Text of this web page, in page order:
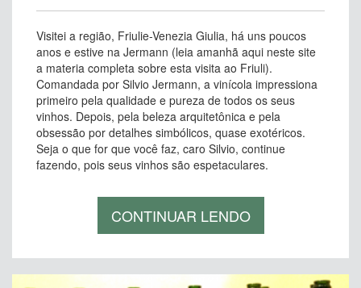
Visitei a região, Friulie-Venezia Giulia, há uns poucos
anos e estive na Jermann (leia amanhã aqui neste site
a materia completa sobre esta visita ao Friuli).
Comandada por Silvio Jermann, a vinícola impressiona
primeiro pela qualidade e pureza de todos os seus
vinhos. Depois, pela beleza arquitetônica e pela
obsessão por detalhes simbólicos, quase exotéricos.
Seja o que for que você faz, caro Silvio, continue
fazendo, pois seus vinhos são espetaculares.
CONTINUAR LENDO